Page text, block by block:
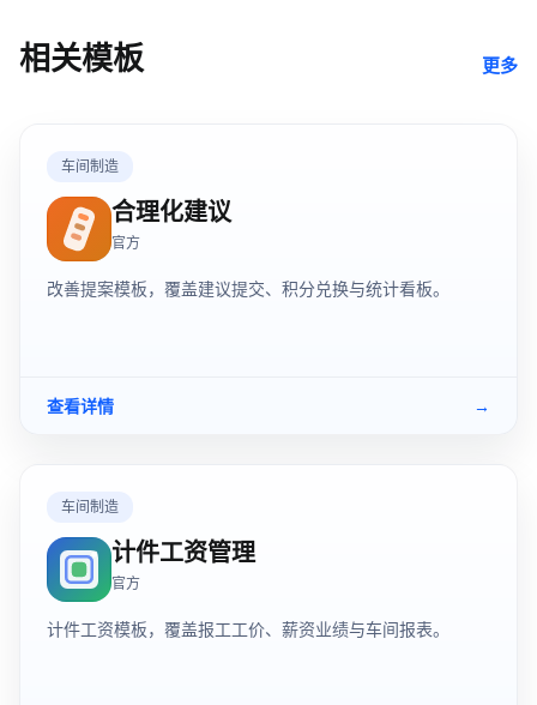
相关模板 更多
车间制造
合理化建议
官方
改善提案模板，覆盖建议提交、积分兑换与统计看板。
查看详情 →
车间制造
计件工资管理
官方
计件工资模板，覆盖报工工价、薪资业绩与车间报表。